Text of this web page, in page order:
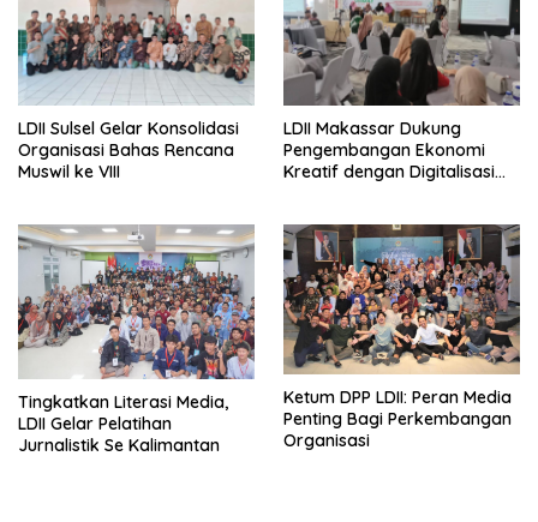
LDII Sulsel Gelar Konsolidasi
Organisasi Bahas Rencana
Muswil ke VIII
LDII Makassar Dukung
Pengembangan Ekonomi
Kreatif dengan Digitalisasi
Tingkatkan Literasi Media,
LDII Gelar Pelatihan
Jurnalistik Se Kalimantan
Ketum DPP LDII: Peran Media
Penting Bagi Perkembangan
Organisasi